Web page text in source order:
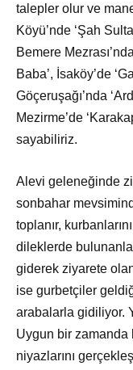
talepler olur ve
Köyü’nde ‘Şah
Bemere
Baba’, İsaköy’de
Göçeruşağı’nda
Mezirme’de
sayabiliriz.
Alevi geleneğinde
sonbahar
toplanır,
dileklerde
giderek ziyarete
ise gurbetçiler
arabalarla gidiliyor.
Uygun bir zamanda
niyazlarını